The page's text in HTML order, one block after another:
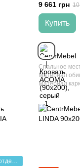
9 661 грн
Купить
Спальное
Материал
Материал
Бесплатная доставка в отделение НП